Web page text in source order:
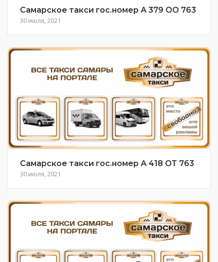
Самарское такси гос.номер А 379 ОО 763
30 июля, 2021
Самарское такси гос.номер А 418 ОТ 763
30 июля, 2021